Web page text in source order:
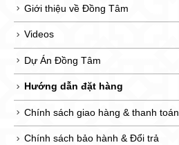
Giới thiệu về Đồng Tâm
Videos
Dự Án Đồng Tâm
Hướng dẫn đặt hàng
Chính sách giao hàng & thanh toán
Chính sách bảo hành & Đổi trả